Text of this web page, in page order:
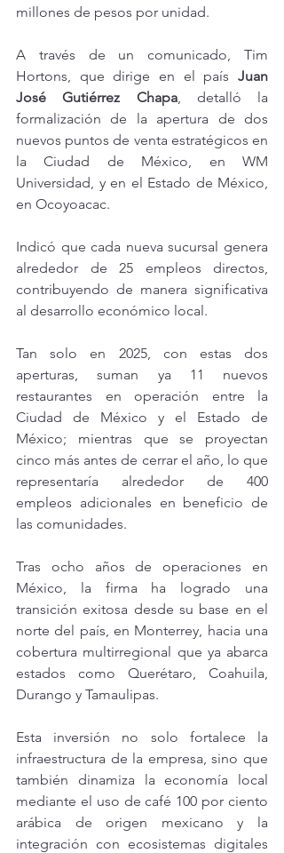
millones de pesos por unidad.
A través de un comunicado, Tim
Hortons, que dirige en el país Juan
José Gutiérrez Chapa, detalló la
formalización de la apertura de dos
nuevos puntos de venta estratégicos en
la Ciudad de México, en WM
Universidad, y en el Estado de México,
en Ocoyoacac.
Indicó que cada nueva sucursal genera
alrededor de 25 empleos directos,
contribuyendo de manera significativa
al desarrollo económico local.
Tan solo en 2025, con estas dos
aperturas, suman ya 11 nuevos
restaurantes en operación entre la
Ciudad de México y el Estado de
México; mientras que se proyectan
cinco más antes de cerrar el año, lo que
representaría alrededor de 400
empleos adicionales en beneficio de
las comunidades.
Tras ocho años de operaciones en
México, la firma ha logrado una
transición exitosa desde su base en el
norte del país, en Monterrey, hacia una
cobertura multirregional que ya abarca
estados como Querétaro, Coahuila,
Durango y Tamaulipas.
Esta inversión no solo fortalece la
infraestructura de la empresa, sino que
también dinamiza la economía local
mediante el uso de café 100 por ciento
arábica de origen mexicano y la
integración con ecosistemas digitales